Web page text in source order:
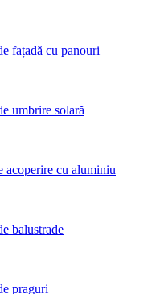
fațadă cu panouri
umbrire solară
acoperire cu aluminiu
balustrade
praguri